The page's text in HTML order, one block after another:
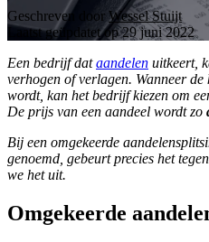
Geschreven door Wessel Stuijt
Laatst geüpdatet op 29 juni 2022
Een bedrijf dataandelen uitkeert,
verhogen of verlagen. Wanneer
wordt, kan het bedrijf kiezen om
De prijs van een aandeel wordt zo
Bij een omgekeerde
genoemd, gebeurt precies het
we het uit.
Omgekeerde